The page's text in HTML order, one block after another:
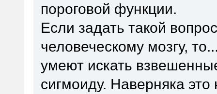
пороговой функции.
Если задать такой
человеческому мозгу,
умеют искать
сигмоиду. Наверняка